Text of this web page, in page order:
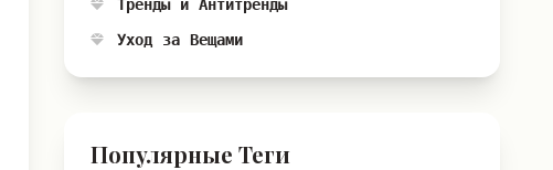
Уход за Вещами
Популярные Теги